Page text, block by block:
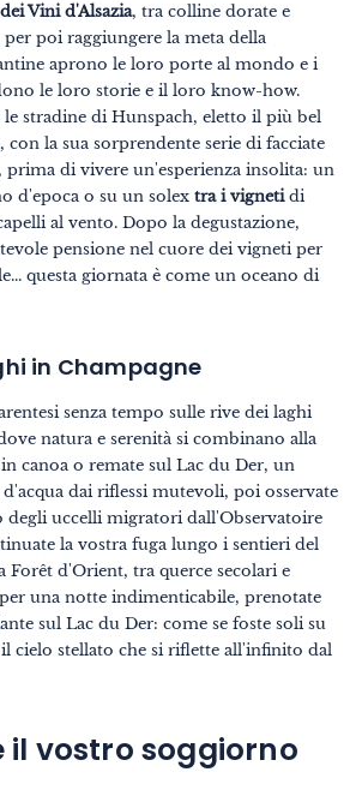
Vini d'Alsazia, tra colline dorate e
poi raggiungere la meta della
aprono le loro porte al mondo e i
le loro storie e il loro know-how.
le stradine di Hunspach, eletto il più bel
la sua sorprendente serie di facciate
prima di vivere un'esperienza insolita: un
d'epoca o su un solex tra i vignetidi
al vento. Dopo la degustazione,
pensione nel cuore dei vigneti per
questa giornata è come un oceano di
in Champagne
senza tempo sulle rive dei laghi
natura e serenità si combinano alla
canoa o remate sul Lac du Der, un
dai riflessi mutevoli, poi osservate
degli uccelli migratori dall'Observatoire
la vostra fuga lungo i sentieri del
Forêt d'Orient, tra querce secolari e
una notte indimenticabile, prenotate
sul Lac du Der: come se foste soli su
cielo stellato che si riflette all'infinito dal
il vostro soggiorno